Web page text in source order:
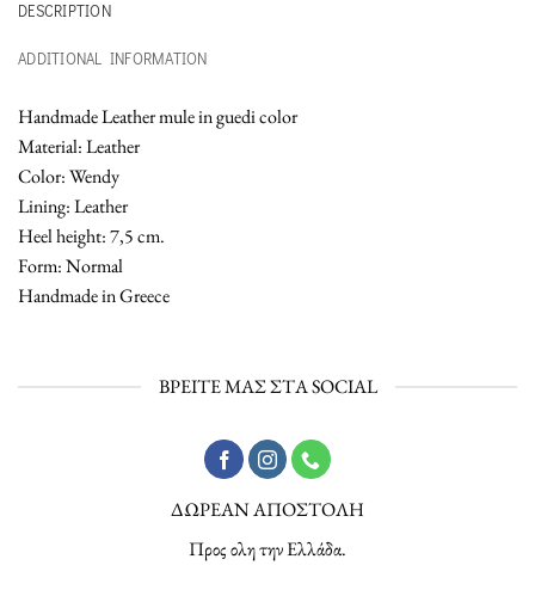
DESCRIPTION
ADDITIONAL INFORMATION
Handmade Leather mule in guedi color
Material: Leather
Color: Wendy
Lining: Leather
Heel height: 7,5 cm.
Form: Normal
Handmade in Greece
ΒΡΕΙΤΕ ΜΑΣ ΣΤΑ SOCIAL
ΔΩΡΕΑΝ ΑΠΟΣΤΟΛΗ
Προς ολη την Ελλάδα.